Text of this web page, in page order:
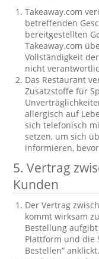
Takeaway.com
betreffenden
bereitgestellten
Takeaway.com
Vollständigkeit
nicht
Das Restaurant
Zusatzstoffe für
allergisch auf
sich telefonisch
setzen, um sich
informieren,
5. Vertrag
Kunden
Der Vertrag
kommt wirksam
Bestellung
Plattform und die
Bestellen“ anklickt.